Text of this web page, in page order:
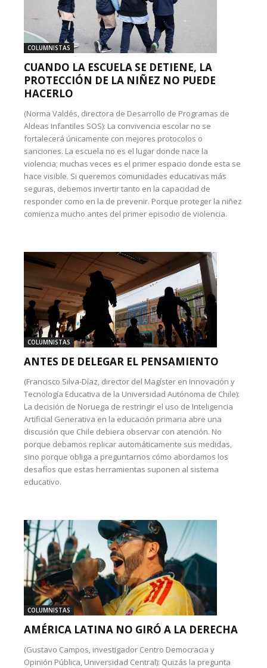
COLUMNISTAS
CUANDO LA ESCUELA SE DETIENE, LA
PROTECCIÓN DE LA NIÑEZ NO PUEDE
HACERLO
(Norma Valdés, directora de Desarrollo de Programas de
Aldeas Infantiles SOS): La convivencia escolar no se
fortalecerá únicamente con mejores protocolos o
sanciones. La escuela no es el lugar donde nace la
violencia; muchas veces es el primer espacio donde esta se
hace visible. Si queremos comunidades educativas más
seguras, debemos invertir tanto en la capacidad de
responder como en la de prevenir. Porque proteger la niñez
comienza mucho antes del primer episodio de violencia.
COLUMNISTAS
ANTES DE DELEGAR EL PENSAMIENTO
(Francisco Silva-Díaz, director del Magíster en Innovación y
Tecnología Educativa de la Universidad Autónoma de Chile):
La decisión de Noruega de restringir el uso de Inteligencia
Artificial Generativa en la educación primaria abre una
discusión que Chile debiera observar con atención. No
porque debamos replicar automáticamente sus medidas,
sino porque obliga a preguntarnos cómo abordamos los
desafíos que estas herramientas suponen al sistema
educativo.
COLUMNISTAS
AMÉRICA LATINA NO GIRÓ A LA DERECHA
(Gustavo Campos, investigador Centro Democracia y
Opinión Pública, Universidad Central): Quizás la pregunta